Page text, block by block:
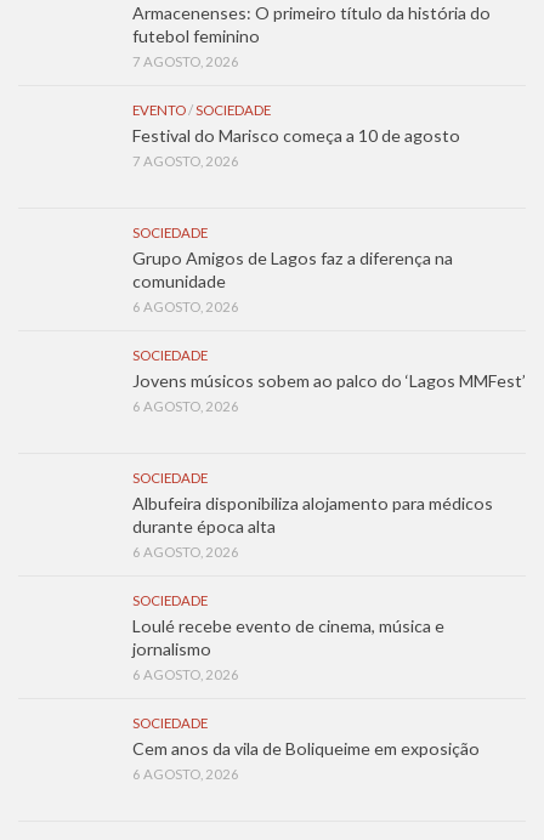
Armacenenses: O primeiro título da história do
futebol feminino
7 AGOSTO, 2026
EVENTO/SOCIEDADE
Festival do Marisco começa a 10 de agosto
7 AGOSTO, 2026
SOCIEDADE
Grupo Amigos de Lagos faz a diferença na
comunidade
6 AGOSTO, 2026
SOCIEDADE
Jovens músicos sobem ao palco do ‘Lagos MMFest’
6 AGOSTO, 2026
SOCIEDADE
Albufeira disponibiliza alojamento para médicos
durante época alta
6 AGOSTO, 2026
SOCIEDADE
Loulé recebe evento de cinema, música e
jornalismo
6 AGOSTO, 2026
SOCIEDADE
Cem anos da vila de Boliqueime em exposição
6 AGOSTO, 2026